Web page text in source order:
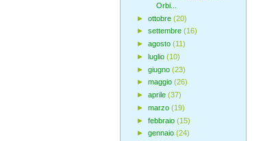
Orbi...
► ottobre (20)
► settembre (16)
► agosto (11)
► luglio (10)
► giugno (23)
► maggio (26)
► aprile (37)
► marzo (19)
► febbraio (15)
► gennaio (24)